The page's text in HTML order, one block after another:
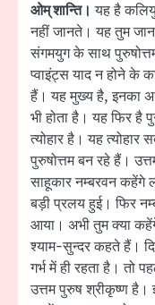
ओम् शान्ति। यह है
नहीं जानते। यह तुम
संगमयुग के साथ
प्वाइंट्स याद न होने के
हैं। यह मुख्य है, इनका
भी होता है। यह फिर है
त्योहार है। यह
पुरुषोत्तम बन रहे हैं।
साहूकार नम्बरवन कहेंगे
बड़ी प्रलय हुई। फिर
आया। अभी तुम क्या
श्याम-सुन्दर कहते हैं।
गर्भ में ही रहता है। तो
उत्तम पुरुष श्रीकृष्ण है।